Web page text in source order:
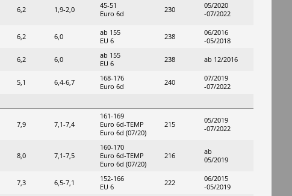
6,2 1,9-2,0
45-51
Euro 6d
230
05/2020
-07/2022
6,2 6,0
ab 155
EU 6
238
06/2016
-05/2018
6,2 6,0
ab 155
EU 6
238 ab 12/2016
5,1 6,4-6,7
168-176
Euro 6d
240
07/2019
-07/2022
7,9 7,1-7,4
161-169
Euro 6d-TEMP
Euro 6d (07/20)
215
05/2019
-07/2022
8,0 7,1-7,5
160-170
Euro 6d-TEMP
Euro 6d (07/20)
216
ab
05/2019
7,3 6,5-7,1
152-166
EU 6
222
06/2015
-05/2019